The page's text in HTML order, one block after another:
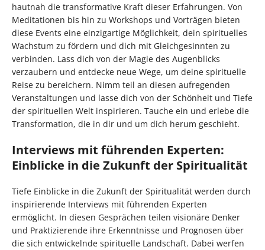
hautnah die transformative Kraft dieser Erfahrungen. Von
Meditationen bis hin zu Workshops und Vorträgen bieten
diese Events eine einzigartige Möglichkeit, dein spirituelles
Wachstum zu fördern und dich mit Gleichgesinnten zu
verbinden. Lass dich von der Magie des Augenblicks
verzaubern und entdecke neue Wege, um deine spirituelle
Reise zu bereichern. Nimm teil an diesen aufregenden
Veranstaltungen und lasse dich von der Schönheit und Tiefe
der spirituellen Welt inspirieren. Tauche ein und erlebe die
Transformation, die in dir und um dich herum geschieht.
Interviews mit führenden Experten:
Einblicke in die Zukunft der Spiritualität
Tiefe Einblicke in die Zukunft der Spiritualität werden durch
inspirierende Interviews mit führenden Experten
ermöglicht. In diesen Gesprächen teilen visionäre Denker
und Praktizierende ihre Erkenntnisse und Prognosen über
die sich entwickelnde spirituelle Landschaft. Dabei werfen